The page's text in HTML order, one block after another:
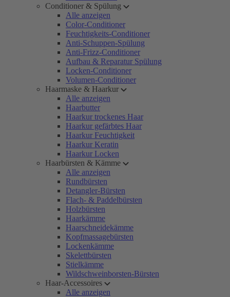
Conditioner & Spülung
Alle anzeigen
Color-Conditioner
Feuchtigkeits-Conditioner
Anti-Schuppen-Spülung
Anti-Frizz-Conditioner
Aufbau & Reparatur Spülung
Locken-Conditioner
Volumen-Conditioner
Haarmaske & Haarkur
Alle anzeigen
Haarbutter
Haarkur trockenes Haar
Haarkur gefärbtes Haar
Haarkur Feuchtigkeit
Haarkur Keratin
Haarkur Locken
Haarbürsten & Kämme
Alle anzeigen
Rundbürsten
Detangler-Bürsten
Flach- & Paddelbürsten
Holzbürsten
Haarkämme
Haarschneidekämme
Kopfmassagebürsten
Lockenkämme
Skelettbürsten
Stielkämme
Wildschweinborsten-Bürsten
Haar-Accessoires
Alle anzeigen